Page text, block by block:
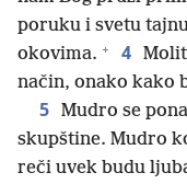
poruku i svetu
okovima. + 4
način, onako kako
5 Mudro se
skupštine. Mudro
reči uvek budu